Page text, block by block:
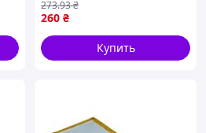
260 ₴
273.93₴
Купить